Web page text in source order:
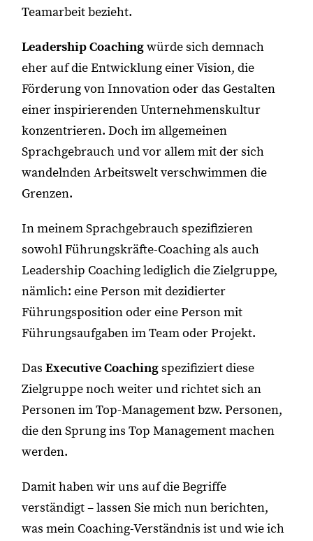
Teamarbeit bezieht.
Leadership Coachingwürde sich demnach
eher auf die Entwicklung einer Vision, die
Förderung von Innovation oder das Gestalten
einer inspirierenden Unternehmenskultur
konzentrieren. Doch im allgemeinen
Sprachgebrauch und vor allem mit der sich
wandelnden Arbeitswelt verschwimmen die
Grenzen.
In meinem Sprachgebrauch spezifizieren
sowohl Führungskräfte-Coaching als auch
Leadership Coaching lediglich die Zielgruppe,
nämlich: eine Person mit dezidierter
Führungsposition oder eine Person mit
Führungsaufgaben im Team oder Projekt.
DasExecutive Coachingspezifiziert diese
Zielgruppe noch weiter und richtet sich an
Personen im Top-Management bzw. Personen,
die den Sprung ins Top Management machen
werden.
Damit haben wir uns auf die Begriffe
verständigt – lassen Sie mich nun berichten,
was mein Coaching-Verständnis ist und wie ich